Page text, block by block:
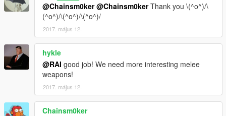
@Chainsm0ker @Chainsm0kerThank you \(^o^)/\
(^o^)/\(^o^)/\(^o^)/
2017. május 12.
hykle
@RAI good job! We need more interesting melee
weapons!
2017. május 12.
Chainsm0ker